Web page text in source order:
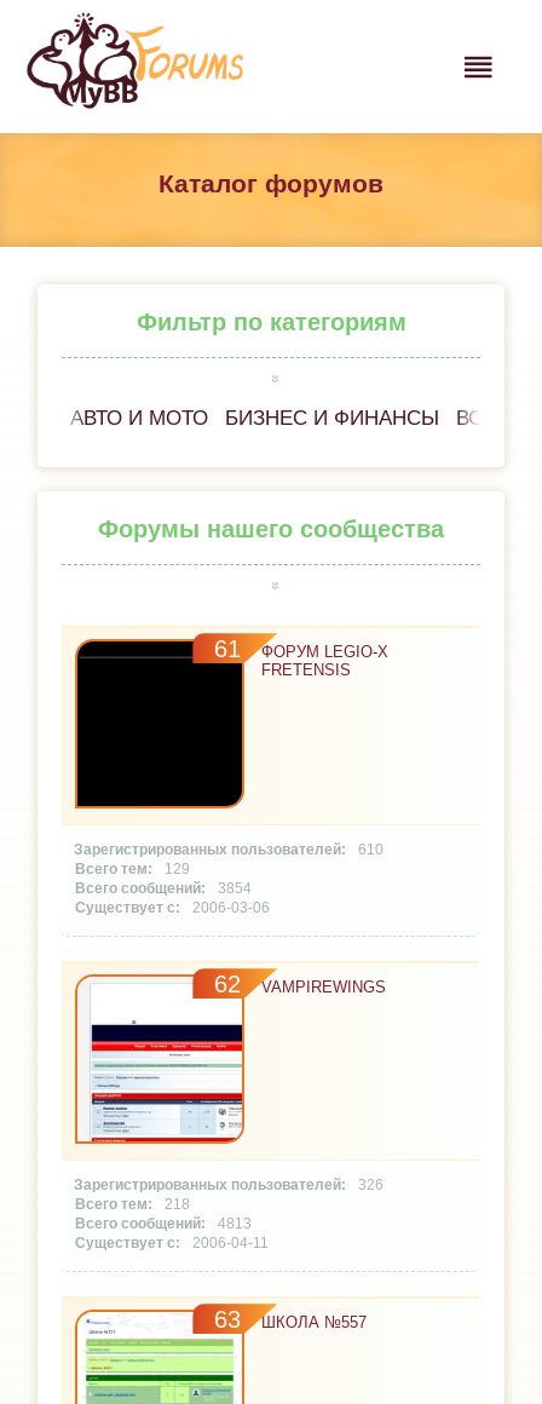
Каталог форумов
Фильтр по категориям
АВТО И МОТО БИЗНЕС И ФИНАНСЫ ВСЁ
Форумы нашего сообщества
61
ФОРУМ LEGIO-X
FRETENSIS
610
129
3854
2006-03-06
62 VAMPIREWINGS
326
218
4813
2006-04-11
63 ШКОЛА №557